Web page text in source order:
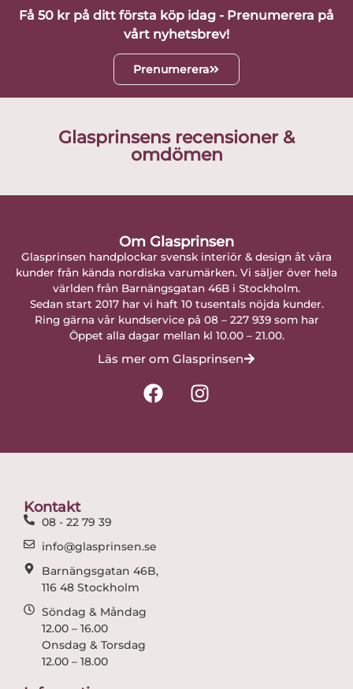
Få 50 kr på ditt första köp idag - Prenumerera på
vårt nyhetsbrev!
Prenumerera
Glasprinsens recensioner &
omdömen
Om Glasprinsen
Glasprinsen handplockar svensk interiör & design åt våra
kunder från kända nordiska varumärken. Vi säljer över hela
världen från Barnängsgatan 46B i Stockholm.
Sedan start 2017 har vi haft 10 tusentals nöjda kunder.
Ring gärna vår kundservice på 08 – 227 939 som har
Öppet alla dagar mellan kl 10.00 – 21.00.
Läs mer om Glasprinsen
F
a
I
n
Kontakt
08 - 22 79 39
info@glasprinsen.se
Barnängsgatan 46B,
116 48 Stockholm
Söndag & Måndag
12.00 – 16.00
Onsdag & Torsdag
12.00 – 18.00